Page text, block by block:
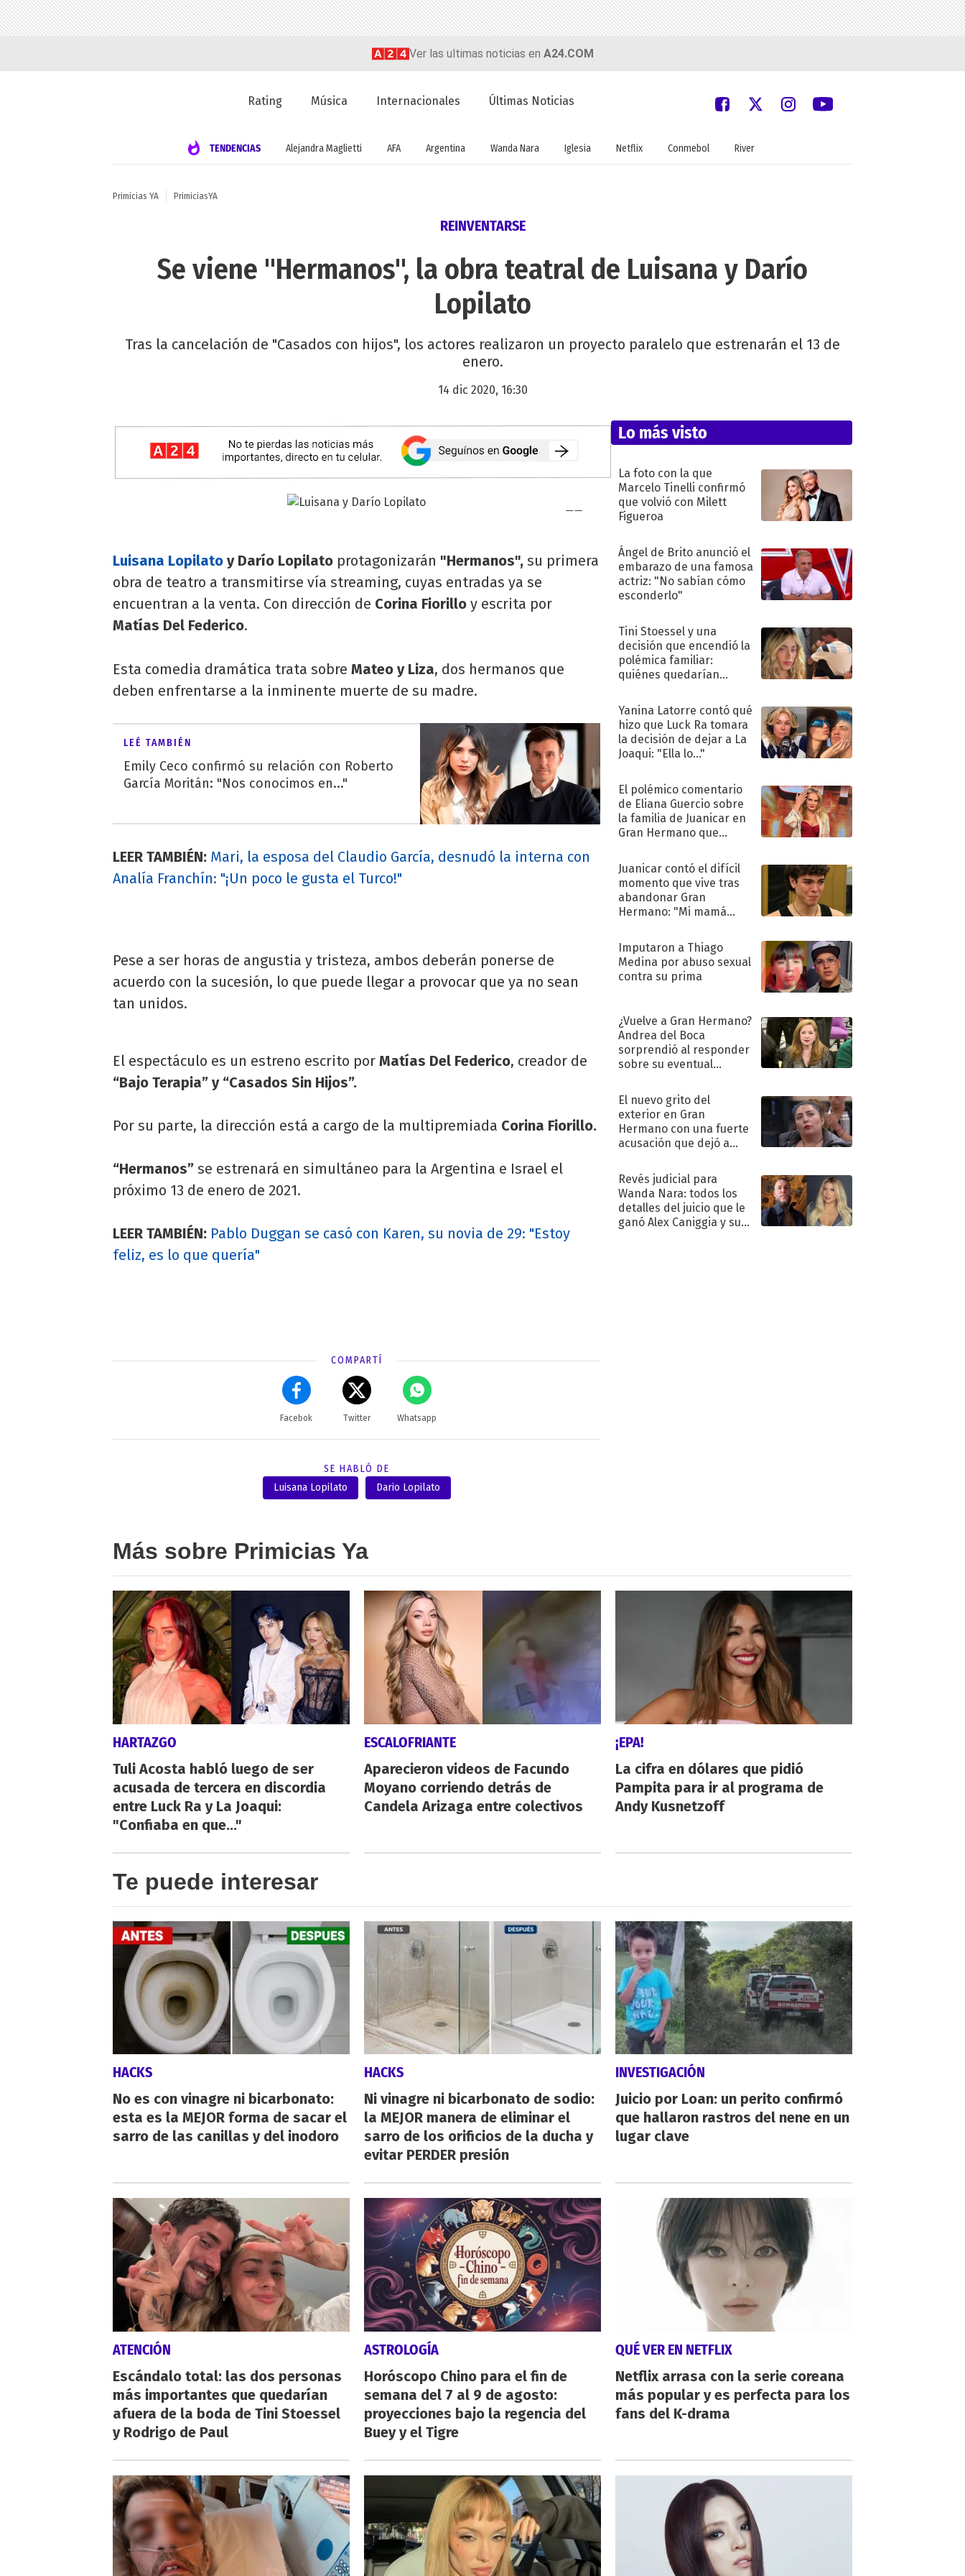
Ver las ultimas noticias en A24.COM
Rating Música Internacionales Últimas Noticias
TENDENCIAS Alejandra Maglietti AFA Argentina Wanda Nara Iglesia Netflix Conmebol River
Primicias YA PrimiciasYA
REINVENTARSE
Se viene "Hermanos", la obra teatral de Luisana y Darío
Lopilato
Tras la cancelación de "Casados con hijos", los actores realizaron un proyecto paralelo que estrenarán el 13 de
enero.
14 dic 2020, 16:30
Luisana Lopilato y Darío Lopilato protagonizarán "Hermanos", su primera
obra de teatro a transmitirse vía streaming, cuyas entradas ya se
encuentran a la venta. Con dirección de Corina Fiorillo y escrita por
Matías Del Federico.
Esta comedia dramática trata sobre Mateo y Liza, dos hermanos que
deben enfrentarse a la inminente muerte de su madre.
LEÉ TAMBIÉN
Emily Ceco confirmó su relación con Roberto
García Moritán: "Nos conocimos en..."
LEER TAMBIÉN: Mari, la esposa del Claudio García, desnudó la interna con
Analía Franchín: "¡Un poco le gusta el Turco!"
Pese a ser horas de angustia y tristeza, ambos deberán ponerse de
acuerdo con la sucesión, lo que puede llegar a provocar que ya no sean
tan unidos.
El espectáculo es un estreno escrito por Matías Del Federico, creador de
“Bajo Terapia” y “Casados Sin Hijos”.
Por su parte, la dirección está a cargo de la multipremiada Corina Fiorillo.
“Hermanos” se estrenará en simultáneo para la Argentina e Israel el
próximo 13 de enero de 2021.
LEER TAMBIÉN: Pablo Duggan se casó con Karen, su novia de 29: "Estoy
feliz, es lo que quería"
COMPARTÍ
Facebok Twitter Whatsapp
SE HABLÓ DE
Luisana Lopilato
Dario Lopilato
Lo más visto
La foto con la que
Marcelo Tinelli confirmó
que volvió con Milett
Figueroa
Ángel de Brito anunció el
embarazo de una famosa
actriz: "No sabían cómo
esconderlo"
Tini Stoessel y una
decisión que encendió la
polémica familiar:
quiénes quedarían
Yanina Latorre contó qué
hizo que Luck Ra tomara
la decisión de dejar a La
Joaqui: "Ella lo..."
El polémico comentario
de Eliana Guercio sobre
la familia de Juanicar en
Gran Hermano que
Juanicar contó el difícil
momento que vive tras
abandonar Gran
Hermano: "Mi mamá
Imputaron a Thiago
Medina por abuso sexual
contra su prima
¿Vuelve a Gran Hermano?
Andrea del Boca
sorprendió al responder
sobre su eventual
El nuevo grito del
exterior en Gran
Hermano con una fuerte
acusación que dejó a
"Traidora"
Revés judicial para
Wanda Nara: todos los
detalles del juicio que le
ganó Alex Caniggia y sus
Más sobre Primicias Ya
HARTAZGO
Tuli Acosta habló luego de ser
acusada de tercera en discordia
entre Luck Ra y La Joaqui:
"Confiaba en que..."
ESCALOFRIANTE
Aparecieron videos de Facundo
Moyano corriendo detrás de
Candela Arizaga entre colectivos
¡EPA!
La cifra en dólares que pidió
Pampita para ir al programa de
Andy Kusnetzoff
Te puede interesar
HACKS
No es con vinagre ni bicarbonato:
esta es la MEJOR forma de sacar el
sarro de las canillas y del inodoro
HACKS
Ni vinagre ni bicarbonato de sodio:
la MEJOR manera de eliminar el
sarro de los orificios de la ducha y
evitar PERDER presión
INVESTIGACIÓN
Juicio por Loan: un perito confirmó
que hallaron rastros del nene en un
lugar clave
ATENCIÓN
Escándalo total: las dos personas
más importantes que quedarían
afuera de la boda de Tini Stoessel
y Rodrigo de Paul
ASTROLOGÍA
Horóscopo Chino para el fin de
semana del 7 al 9 de agosto:
proyecciones bajo la regencia del
Buey y el Tigre
QUÉ VER EN NETFLIX
Netflix arrasa con la serie coreana
más popular y es perfecta para los
fans del K-drama